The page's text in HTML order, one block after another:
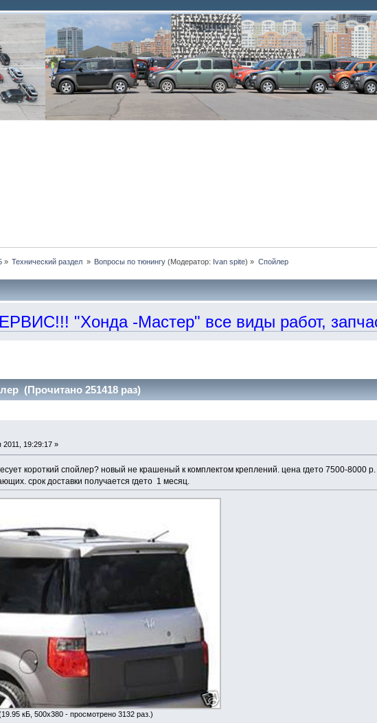
» Технический раздел » Вопросы по тюнингу (Модератор: Ivan spite) » Спойлер
"Хонда -Мастер" все виды работ,
(Прочитано 251418 раз)
2011, 19:29:17 »
короткий спойлер? новый не крашеный к комплектом креплений. цена гдето 7500-8000 р.
срок доставки получается гдето 1 месяц.
кБ, 500x380 - просмотрено 3132 раз.)